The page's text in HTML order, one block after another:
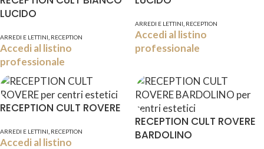
LUCIDO
ARREDI E LETTINI RECEPTION
Accedi al listino
professionale
ARREDI E LETTINI RECEPTION
Accedi al listino
professionale
RECEPTION CULT ROVERE
ARREDI E LETTINI RECEPTION
Accedi al listino
RECEPTION CULT ROVERE
BARDOLINO